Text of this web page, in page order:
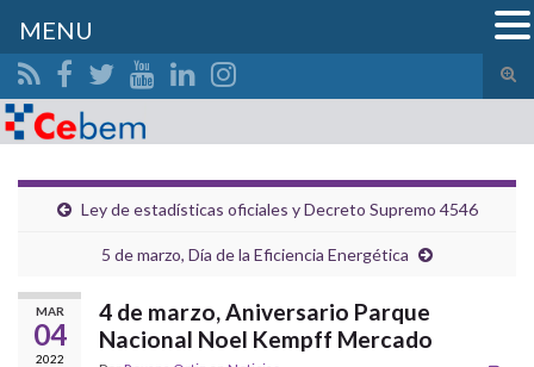
el
Search for:
Ley de estadísticas oficiales y Decreto Supremo 4546
5 de marzo, Día de la Eficiencia Energética
MAR
04
2022
4 de marzo, Aniversario Parque
Nacional Noel Kempff Mercado
MENU